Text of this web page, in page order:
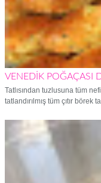
VENEDİK POĞAÇASI
Tatlısından tuzlusuna tüm
tatlandırılmış tüm çıtır börek